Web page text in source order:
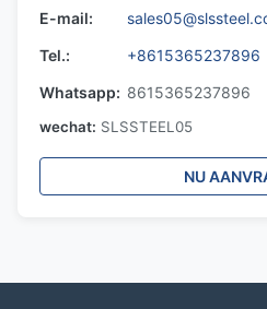
E-mail:
Tel.:
+8615365237896
Whatsapp: 8615365237896
wechat: SLSSTEEL05
NU